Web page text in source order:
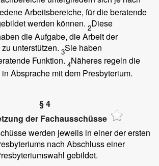
Arbeitsbereiche, für die beratende
werden können. 2Diese
die Aufgabe, die Arbeit der
unterstützen. 3Sie haben
Funktion. 4Näheres regeln die
Absprache mit dem Presbyterium.
§ 4
der Fachausschüsse
werden jeweils in einer der ersten
nach Abschluss einer
gebildet.